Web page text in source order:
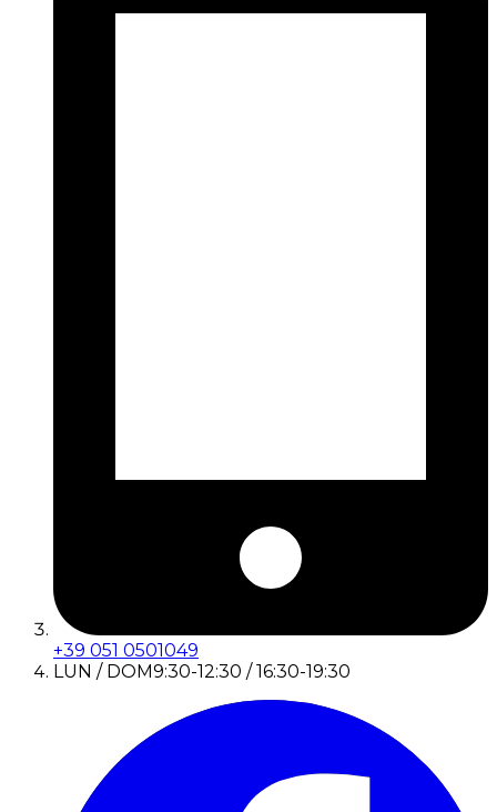
+39 051 0501049
LUN / DOM9:30-12:30 / 16:30-19:30